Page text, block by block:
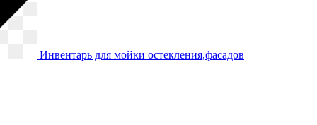
Инвентарь для мойки остекления,фасадов